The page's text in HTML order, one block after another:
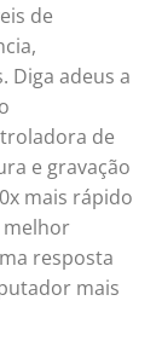
de
Diga adeus a
de
e gravação
mais rápido
melhor
resposta
mais